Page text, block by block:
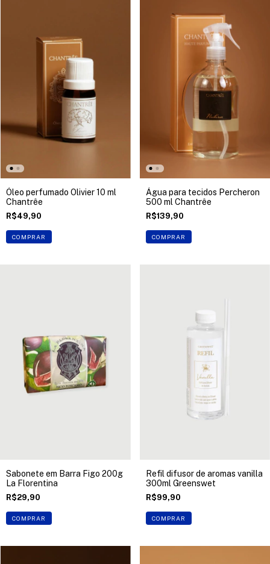
Óleo perfumado Olivier 10 ml
Chantrêe
R$49,90
COMPRAR
Água para tecidos Percheron
500 ml Chantrêe
R$139,90
COMPRAR
Sabonete em Barra Figo 200g
La Florentina
R$29,90
COMPRAR
Refil difusor de aromas vanilla
300ml Greenswet
R$99,90
COMPRAR